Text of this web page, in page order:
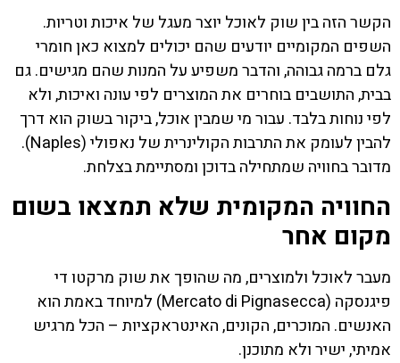
הקשר הזה בין שוק לאוכל יוצר מעגל של איכות וטריות.
השפים המקומיים יודעים שהם יכולים למצוא כאן חומרי
גלם ברמה גבוהה, והדבר משפיע על המנות שהם מגישים. גם
בבית, התושבים בוחרים את המוצרים לפי עונה ואיכות, ולא
לפי נוחות בלבד. עבור מי שמבין אוכל, ביקור בשוק הוא דרך
להבין לעומק את התרבות הקולינרית של נאפולי (Naples).
מדובר בחוויה שמתחילה בדוכן ומסתיימת בצלחת.
החוויה המקומית שלא תמצאו בשום
מקום אחר
מעבר לאוכל ולמוצרים, מה שהופך את שוק מרקטו די
פיגנסקה (Mercato di Pignasecca) למיוחד באמת הוא
האנשים. המוכרים, הקונים, האינטראקציות – הכל מרגיש
אמיתי, ישיר ולא מתוכנן.